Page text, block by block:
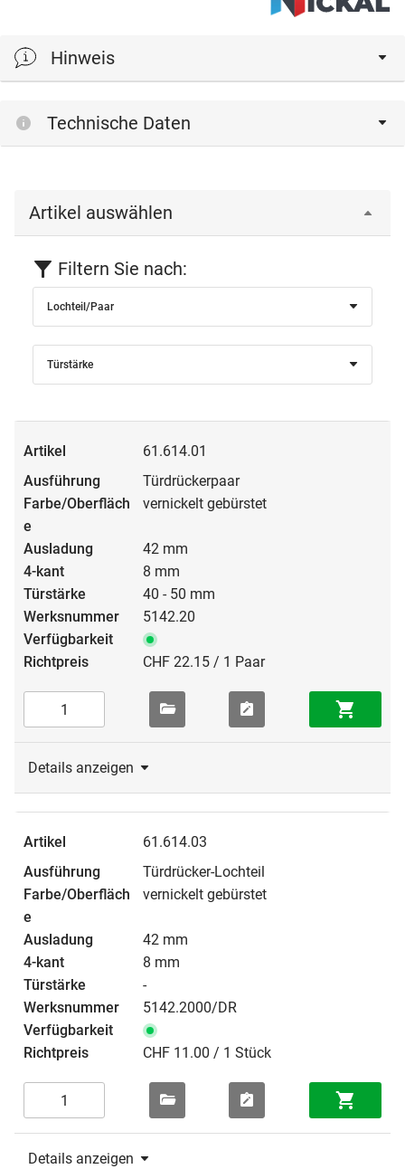
Hinweis
Technische Daten
Artikel auswählen
Filtern Sie nach:
Lochteil/Paar
Türstärke
61.614.01
Türdrückerpaar
vernickelt gebürstet
42 mm
8 mm
40 - 50 mm
5142.20
CHF 22.15 / 1 Paar
Details anzeigen
61.614.03
Türdrücker-Lochteil
vernickelt gebürstet
42 mm
8 mm
-
5142.2000/DR
CHF 11.00 / 1 Stück
Details anzeigen